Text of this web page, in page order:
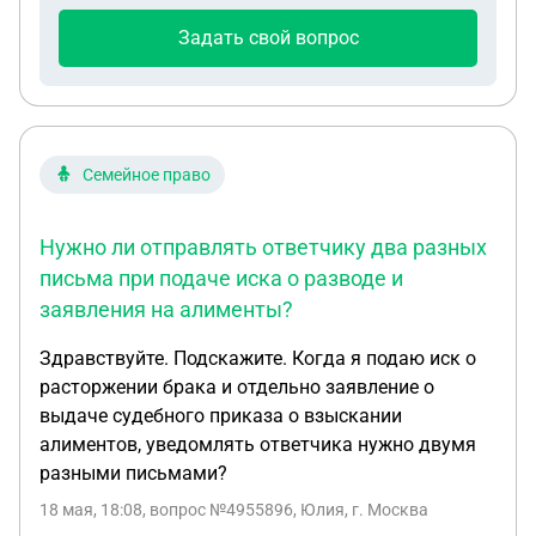
поставили перед фактом, указав на то, что
за консультацией , как ему поступить в данной
Республики Крым, где и подал такое заявление.
же отдел ФМС с заявлением о выдаче паспорта
гражданина РФ -паспорт ему благополучно
выдают на общих основаниях в упрощённом
всегда был прописан и проживал на территори РК
(даже в момент очной формы обучения в
г.Запорожье никакой временной регистрации не
имел). Далее в 2015 году мой супруг подаёт
заявление о замене паспорта по достижении
возраста 20 лет- и так же благополучно его
Задать свой вопрос
Семейное право
Нужно ли отправлять ответчику два разных
письма при подаче иска о разводе и
заявления на алименты?
Здравствуйте. Подскажите. Когда я подаю иск о
расторжении брака и отдельно заявление о
выдаче судебного приказа о взыскании
алиментов, уведомлять ответчика нужно двумя
разными письмами?
18 мая, 18:08, вопрос №4955896, Юлия, г. Москва